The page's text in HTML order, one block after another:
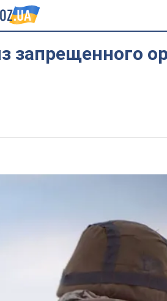
запрещенного